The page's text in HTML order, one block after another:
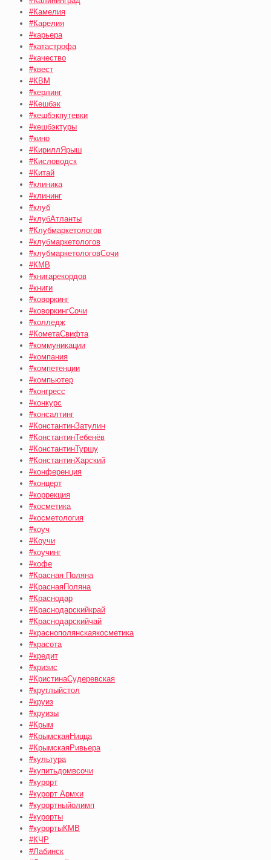
#Камелия
#Карелия
#карьера
#катастрофа
#качество
#квест
#КВМ
#керлинг
#Кешбэк
#кешбэкпутевки
#кешбэктуры
#кино
#КириллЯрыш
#Кисловодск
#Китай
#клиника
#клининг
#клуб
#клубАтланты
#Клубмаркетологов
#клубмаркетологов
#клубмаркетологовСочи
#КМВ
#книгарекордов
#книги
#коворкинг
#коворкингСочи
#колледж
#КометаСвифта
#коммуникации
#компания
#компетенции
#компьютер
#конгресс
#конкурс
#консалтинг
#КонстантинЗатулин
#КонстантинТебенёв
#КонстантинТуршу
#КонстантинХарский
#конференция
#концерт
#коррекция
#косметика
#косметология
#коуч
#Коучи
#коучинг
#кофе
#Красная Поляна
#КраснаяПоляна
#Краснодар
#Краснодарскийкрай
#Краснодарскийчай
#краснополянскаякосметика
#красота
#кредит
#кризис
#КристинаСудеревская
#круглыйстол
#круиз
#круизы
#Крым
#КрымскаяНицца
#КрымскаяРивьера
#культура
#купитьдомвсочи
#курорт
#курорт Армхи
#курортныйолимп
#курорты
#курортыКМВ
#КЧР
#Лабинск